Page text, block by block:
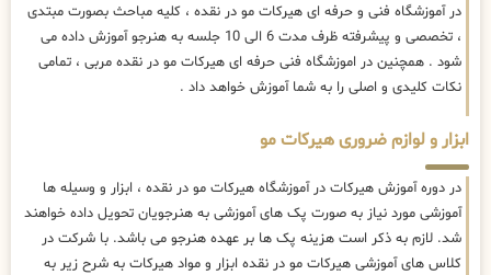
در آموزشگاه فنی و حرفه ای هیرکات مو در نقده ، کلیه مباحث بصورت مبتدی
، تخصصی و پیشرفته ظرف مدت 6 الی 10 جلسه به هنرجو آموزش داده می
شود . همچنین در اموزشگاه فنی حرفه ای هیرکات مو در نقده مربی ، تمامی
نکات کلیدی و اصلی را به شما آموزش خواهد داد .
ابزار و لوازم ضروری هیرکات مو
در دوره آموزش هیرکات در آموزشگاه هیرکات مو در نقده ، ابزار و وسیله ها
آموزشی مورد نیاز به صورت پک های آموزشی به هنرجویان تحویل داده خواهند
شد. لازم به ذکر است هزینه پک ها بر عهده هنرجو می باشد. با شرکت در
کلاس های آموزشی هیرکات مو در نقده ابزار و مواد هیرکات به شرح زیر به